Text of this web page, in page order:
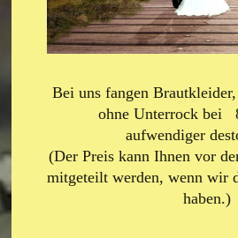
Bei uns fangen
ohne Unterrock bei
aufwendiger
(Der Preis kann Ihnen vor
mitgeteilt werden, wenn wir
haben.)